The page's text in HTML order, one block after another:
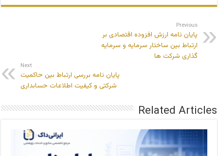
Previous
پایان نامه ارزش افزوده اقتصادی بر
ارتباط بین ساختار سرمایه و سرمایه
گذاری شرکت ها
Next
پایان نامه بررسی ارتباط بین حاکمیت
شرکتی و کیفیت اطلاعات حسابداری
Related Articles